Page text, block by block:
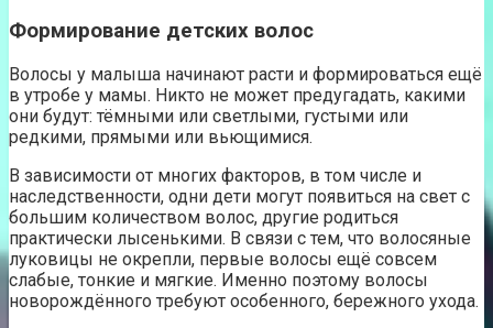
Формирование детских волос
Волосы у малыша начинают расти и формироваться ещё
в утробе у мамы. Никто не может предугадать, какими
они будут: тёмными или светлыми, густыми или
редкими, прямыми или вьющимися.
В зависимости от многих факторов, в том числе и
наследственности, одни дети могут появиться на свет с
большим количеством волос, другие родиться
практически лысенькими. В связи с тем, что волосяные
луковицы не окрепли, первые волосы ещё совсем
слабые, тонкие и мягкие. Именно поэтому волосы
новорождённого требуют особенного, бережного ухода.